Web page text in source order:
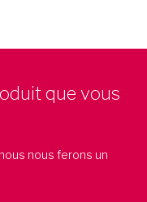
que vous
nous ferons un